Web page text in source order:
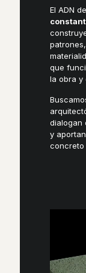
El ADN
que
la obra y
dialogan
y
concreto